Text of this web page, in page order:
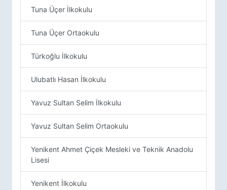
Tuna Üçer İlkokulu
Tuna Üçer Ortaokulu
Türkoğlu İlkokulu
Ulubatlı Hasan İlkokulu
Yavuz Sultan Selim İlkokulu
Yavuz Sultan Selim Ortaokulu
Yenikent Ahmet Çiçek Mesleki ve Teknik Anadolu
Lisesi
Yenikent İlkokulu